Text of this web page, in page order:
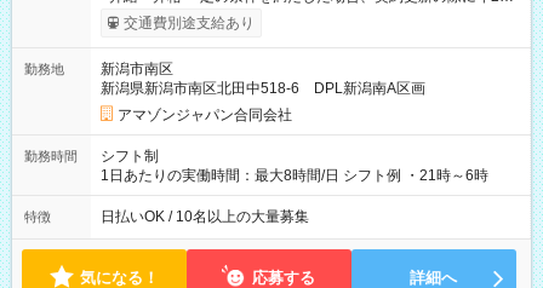
まで昇給の機会があります。 ■正社員登用制度あり ※月末締/翌
月25日支払い ※時間外手当、別途支給 ※深夜割増賃金 (22:00～
☆Amazon直雇用で安定して働けます！ 【試用期間】試用期間
あり 試用期間の長さ：1週間 雇用形態、給与は本採用時と同じ
です。
交通費別途支給あり
勤務地
新潟市南区
新潟県新潟市南区北田中518-6 DPL新潟南A区画
アマゾンジャパン合同会社
勤務時間
シフト制
1日あたりの実働時間：最大8時間/日 シフト例 ・21時～6時
特徴 日払いOK / 10名以上の大量募集
気になる！ 応募する 詳細へ